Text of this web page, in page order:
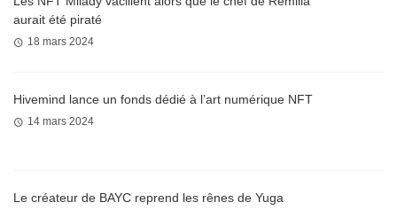
aurait été piraté
18 mars 2024
Hivemind lance un fonds dédié à l’art numérique NFT
14 mars 2024
Le créateur de BAYC reprend les rênes de Yuga